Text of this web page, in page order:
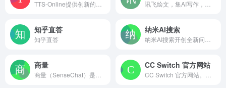
知乎直答
知乎直答
纳米AI搜索
商量 CC Switch 官方网站